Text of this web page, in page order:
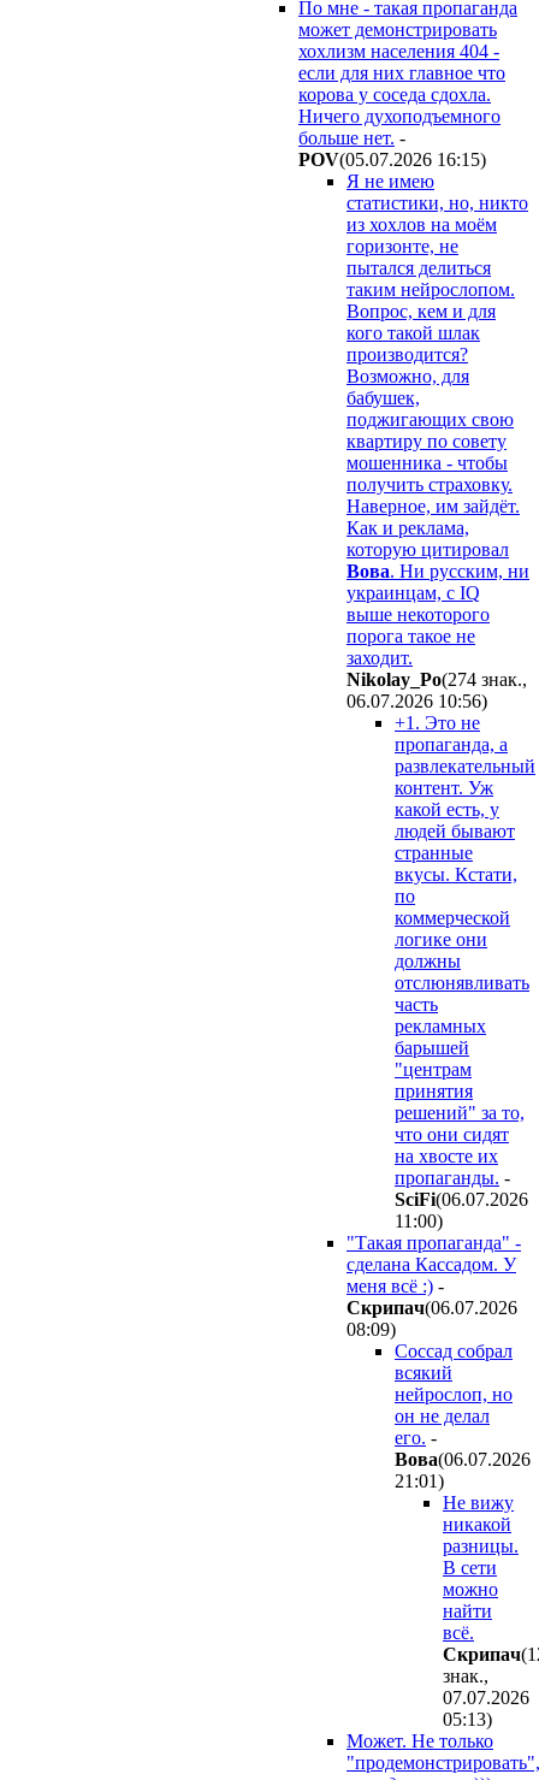
По мне - такая пропаганда
может демонстрировать
хохлизм населения 404 -
если для них главное что
корова у соседа сдохла.
Ничего духоподъемного
больше нет. -
POV(05.07.2026 16:15)
Я не имею
статистики, но, никто
из хохлов на моём
горизонте, не
пытался делиться
таким нейрослопом.
Вопрос, кем и для
кого такой шлак
производится?
Возможно, для
бабушек,
поджигающих свою
квартиру по совету
мошенника - чтобы
получить страховку.
Наверное, им зайдёт.
Как и реклама,
которую цитировал
Вова. Ни русским, ни
украинцам, с IQ
выше некоторого
порога такое не
заходит.
Nikolay_Po(274 знак.,
06.07.2026 10:56)
+1. Это не
пропаганда, а
развлекательный
контент. Уж
какой есть, у
людей бывают
странные
вкусы. Кстати,
по
коммерческой
логике они
должны
отслюнявливать
часть
рекламных
барышей
"центрам
принятия
решений" за то,
что они сидят
на хвосте их
пропаганды. -
SciFi(06.07.2026
11:00)
"Такая пропаганда" -
сделана Кассадом. У
меня всё :) -
Cкpипaч(06.07.2026
08:09)
Соссад собрал
всякий
нейрослоп, но
он не делал
его. -
Boвa(06.07.2026
21:01)
Не вижу
никакой
разницы.
В сети
можно
найти
всё.
Cкpипaч
знак.,
07.07.2026
05:13)
Может. Не только
"продемонстрировать",